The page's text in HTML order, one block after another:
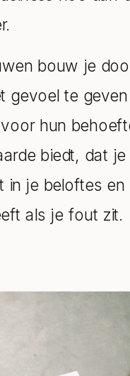
bouw je
gevoel te
hun
biedt, dat je
in je beloftes en
als je fout zit.